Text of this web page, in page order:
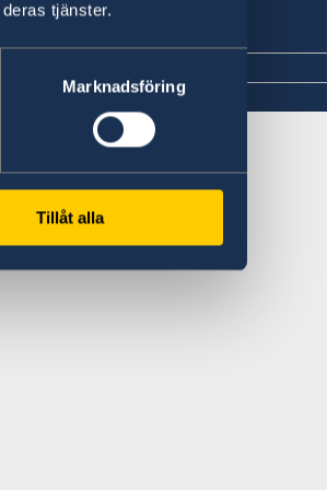
tjänster.
Marknadsföring
Tillåt alla